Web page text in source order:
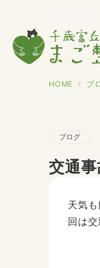
HOME ブ
ブログ
交通
天気
回は